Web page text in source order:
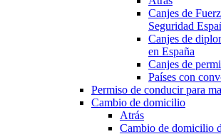
Canjes de
Seguridad
Canjes de
en España
Canjes de
Países con
Permiso de conducir para
Cambio de domicilio
Atrás
Cambio de domicilio